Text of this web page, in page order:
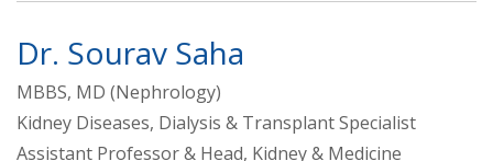
Dr. Sourav Saha
MBBS, MD (Nephrology)
Kidney Diseases, Dialysis & Transplant Specialist
Assistant Professor & Head, Kidney & Medicine